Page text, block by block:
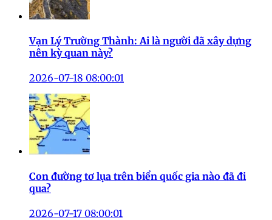
Vạn Lý Trường Thành: Ai là người đã xây dựng
nên kỳ quan này?
2026-07-18 08:00:01
Con đường tơ lụa trên biển quốc gia nào đã đi
qua?
2026-07-17 08:00:01